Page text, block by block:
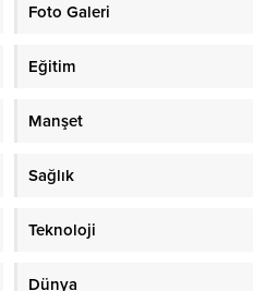
Foto Galeri
Eğitim
Manşet
Sağlık
Teknoloji
Dünya